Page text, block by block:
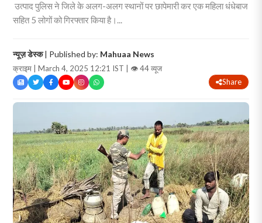
उत्पाद पुलिस ने जिले के अलग-अलग स्थानों पर छापेमारी कर एक महिला धंधेबाज
सहित 5 लोगों को गिरफ्तार किया है।...
न्यूज़ डेस्क| Published by: Mahuaa News
क्राइम | March 4, 2025 12:21 IST | 👁 44 व्यूज
Share